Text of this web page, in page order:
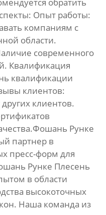
обратить
Опыт работы:
компаниям с
области.
современного
Квалификация
квалификации
клиентов:
клиентов.
Фошань Рунке
партнер в
пресс-форм для
Рунке Плесень
в области
высокоточных
. Наша команда из